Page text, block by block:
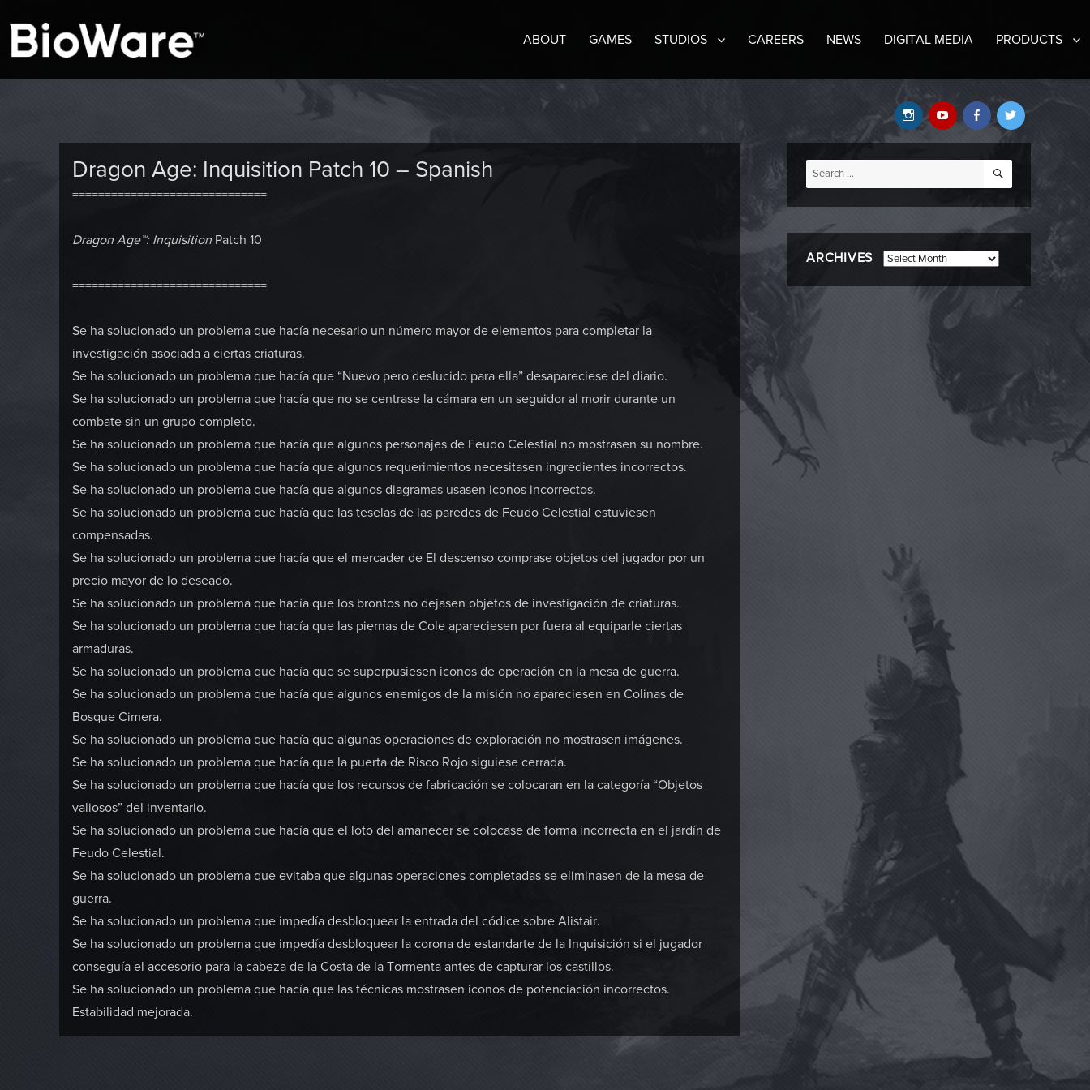
BioWare Blog
ABOUT GAMES STUDIOS CAREERS NEWS DIGITAL MEDIA PRODUCTS
Twitter
Facebook
YouTube
Instagram
Dragon Age: Inquisition Patch 10 – Spanish
==============================
Dragon Age™: Inquisition Patch 10
==============================
Se ha solucionado un problema que hacía necesario un número mayor de elementos para completar la
investigación asociada a ciertas criaturas.
Se ha solucionado un problema que hacía que “Nuevo pero deslucido para ella” desapareciese del diario.
Se ha solucionado un problema que hacía que no se centrase la cámara en un seguidor al morir durante un
combate sin un grupo completo.
Se ha solucionado un problema que hacía que algunos personajes de Feudo Celestial no mostrasen su nombre.
Se ha solucionado un problema que hacía que algunos requerimientos necesitasen ingredientes incorrectos.
Se ha solucionado un problema que hacía que algunos diagramas usasen iconos incorrectos.
Se ha solucionado un problema que hacía que las teselas de las paredes de Feudo Celestial estuviesen
compensadas.
Se ha solucionado un problema que hacía que el mercader de El descenso comprase objetos del jugador por un
precio mayor de lo deseado.
Se ha solucionado un problema que hacía que los brontos no dejasen objetos de investigación de criaturas.
Se ha solucionado un problema que hacía que las piernas de Cole apareciesen por fuera al equiparle ciertas
armaduras.
Se ha solucionado un problema que hacía que se superpusiesen iconos de operación en la mesa de guerra.
Se ha solucionado un problema que hacía que algunos enemigos de la misión no apareciesen en Colinas de
Bosque Cimera.
Se ha solucionado un problema que hacía que algunas operaciones de exploración no mostrasen imágenes.
Se ha solucionado un problema que hacía que la puerta de Risco Rojo siguiese cerrada.
Se ha solucionado un problema que hacía que los recursos de fabricación se colocaran en la categoría “Objetos
valiosos” del inventario.
Se ha solucionado un problema que hacía que el loto del amanecer se colocase de forma incorrecta en el jardín de
Feudo Celestial.
Se ha solucionado un problema que evitaba que algunas operaciones completadas se eliminasen de la mesa de
guerra.
Se ha solucionado un problema que impedía desbloquear la entrada del códice sobre Alistair.
Se ha solucionado un problema que impedía desbloquear la corona de estandarte de la Inquisición si el jugador
conseguía el accesorio para la cabeza de la Costa de la Tormenta antes de capturar los castillos.
Se ha solucionado un problema que hacía que las técnicas mostrasen iconos de potenciación incorrectos.
Estabilidad mejorada.
Search
for:
SEARCH
ARCHIVES Archives